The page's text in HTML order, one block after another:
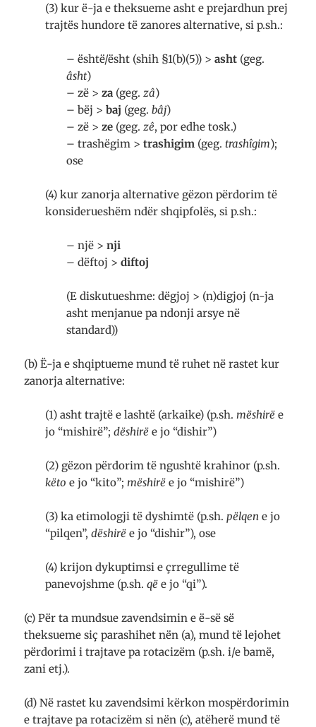
(3) kur ë-ja e theksueme asht e prejardhun prej
trajtës hundore të zanores alternative, si p.sh.:
– është/ësht (shih §1(b)(5)) >asht (geg.
âsht)
– zë >za (geg. zâ)
– bëj >baj (geg.bâj)
– zë >ze (geg. zê, por edhe tosk.)
– trashëgim >trashigim (geg.trashîgim);
ose
(4) kur zanorja alternative gëzon përdorim të
konsiderueshëm ndër shqipfolës, si p.sh.:
– një >nji
– dëftoj >diftoj
(E diskutueshme: dëgjoj > (n)digjoj (n-ja
asht menjanue pa ndonji arsye në
standard))
(b) Ë-ja e shqiptueme mund të ruhet në rastet kur
zanorja alternative:
(1) asht trajtë e lashtë (arkaike) (p.sh. mëshirë e
jo “mishirë”;dëshirë e jo “dishir”)
(2) gëzon përdorim të ngushtë krahinor (p.sh.
këto e jo “kito”; mëshirë e jo “mishirë”)
(3) ka etimologji të dyshimtë (p.sh. pëlqen e jo
“pilqen”,dëshirë e jo “dishir”), ose
(4) krijon dykuptimsi e çrregullime të
panevojshme (p.sh.që e jo “qi”).
(c) Për ta mundsue zavendsimin e ë-së së
theksueme siç parashihet nën (a), mund të lejohet
përdorimi i trajtave pa rotacizëm (p.sh. i/e bamë,
zani etj.).
(d) Në rastet ku zavendsimi kërkon mospërdorimin
e trajtave pa rotacizëm si nën (c), atëherë mund të